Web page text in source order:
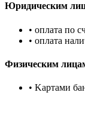
Юридическим
• оплата по
• оплата
Физическим
• Kартами